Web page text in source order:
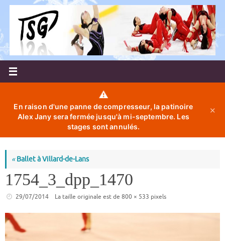
Passer
contenu
⚠️
En raison d'une panne de compresseur, la patinoire
Alex Jany sera fermée jusqu'à mi-septembre. Les
stages sont annulés.
✕
«Ballet à Villard-de-Lans
1754_3_dpp_1470
29/07/2014 La taille originale est de 800 × 533 pixels